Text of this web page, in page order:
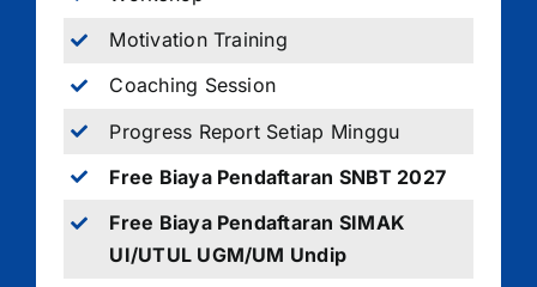
Motivation Training
Coaching Session
Progress Report Setiap Minggu
Free Biaya Pendaftaran SNBT 2027
Free Biaya Pendaftaran SIMAK
UI/UTUL UGM/UM Undip